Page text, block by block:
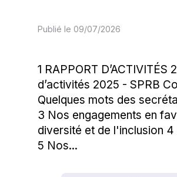
Publié le 09/07/2026
1 RAPPORT D’ACTIVITÉS
d’activités 2025 - SPRB
Quelques mots des
3 Nos engagements en
diversité et de l'inclusion
5 Nos...